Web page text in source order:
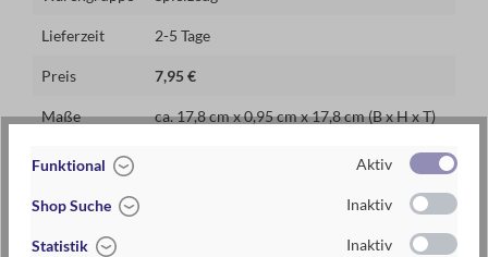
Lieferzeit 2-5 Tage
Preis 7,95 €
Maße ca. 17,8 cm x 0,95 cm x 17,8 cm (B x H x T)
Materialien
3-5 Jahre , 6-10 Jahre
Funktional Aktiv
Shop Suche Inaktiv
Statistik Inaktiv